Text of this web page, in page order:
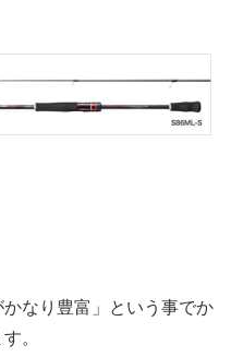
なり豊富」という事でか
。